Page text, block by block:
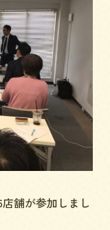
舗が参加しまし